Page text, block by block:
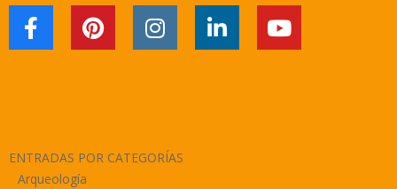
ENTRADAS POR CATEGORÍAS
Arqueología